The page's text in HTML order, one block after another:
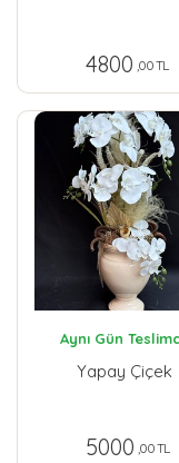
4800 ,00 TL
Aynı Gün
Yapay Çiçek
5000 ,00 TL